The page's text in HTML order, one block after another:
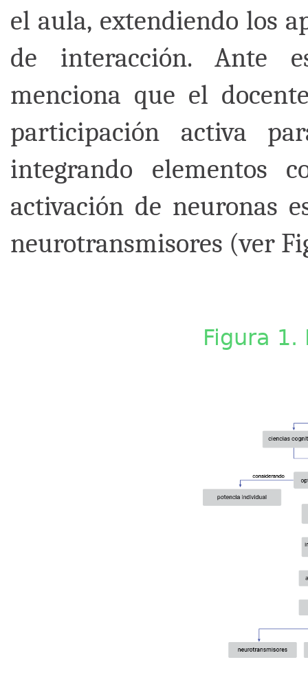
el aula, extendiendo los
de interacción. Ante
menciona que el
participación activa
integrando elementos
activación de neuronas
neurotransmisores (ver
Figura